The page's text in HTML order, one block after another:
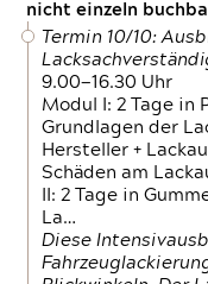
nicht einzeln
Termin 10/10:
9.00—16.30 Uhr
Modul I: 2 Tage in
Grundlagen der
Hersteller +
Schäden am
II: 2 Tage in
La…
Diese